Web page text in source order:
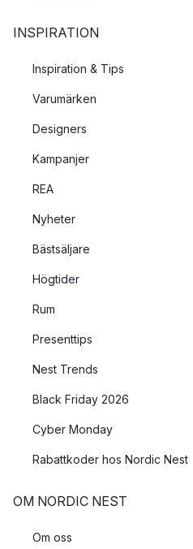
INSPIRATION
Inspiration & Tips
Varumärken
Designers
Kampanjer
REA
Nyheter
Bästsäljare
Högtider
Rum
Presenttips
Nest Trends
Black Friday 2026
Cyber Monday
Rabattkoder hos Nordic Nest
OM NORDIC NEST
Om oss